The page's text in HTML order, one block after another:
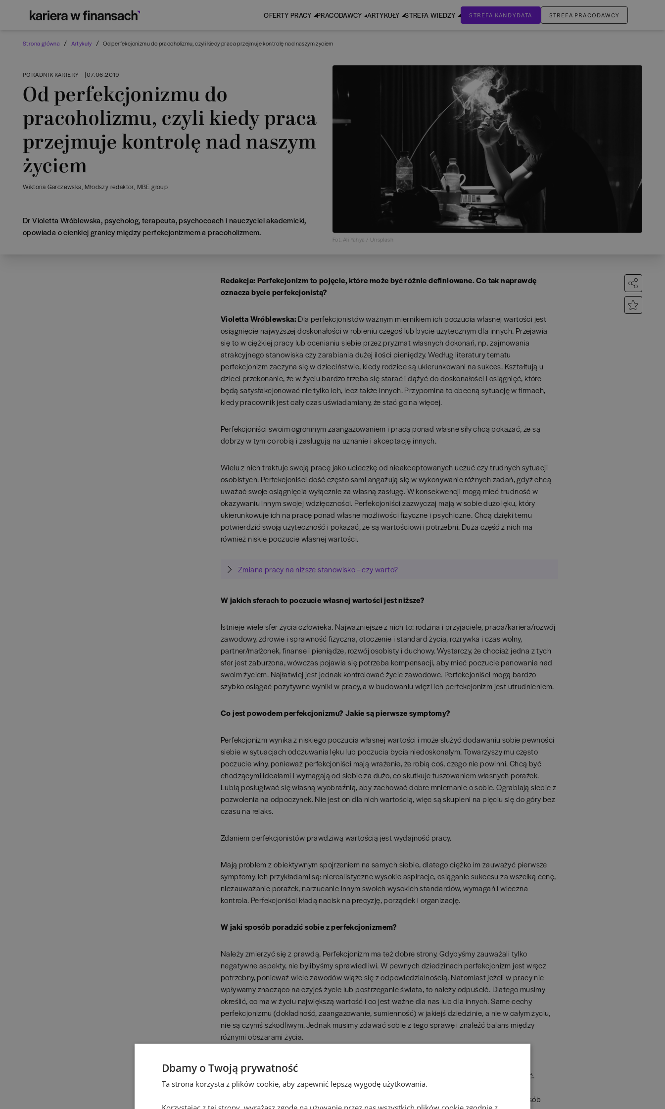
OFERTY PRACY PRACODAWCY ARTYKUŁY STREFA WIEDZY STREFA KANDYDATA
Nie masz jeszcze konta?
ZAREJESTRUJ SIĘ
STREFA PRACODAWCY
Strona główna / Artykuły / Od perfekcjonizmu do pracoholizmu, czyli kiedy praca przejmuje kontrolę nad naszym życiem
PORADNIK KARIERY |07.06.2019
Od perfekcjonizmu do
pracoholizmu, czyli kiedy praca
przejmuje kontrolę nad naszym
życiem
Wiktoria Garczewska, Młodszy redaktor, MBE group
Dr Violetta Wróblewska, psycholog, terapeuta, psychocoach i nauczyciel akademicki,
opowiada o cienkiej granicy między perfekcjonizmem a pracoholizmem.
Fot. Ali Yahya / Unsplash
Redakcja: Perfekcjonizm to pojęcie, które może być różnie definiowane. Co tak naprawdę
oznacza bycie perfekcjonistą?
Violetta Wróblewska:Dla perfekcjonistów ważnym miernikiem ich poczucia własnej wartości jest
osiągnięcie najwyższej doskonałości w robieniu czegoś lub bycie użytecznym dla innych. Przejawia
się to w ciężkiej pracy lub ocenianiu siebie przez pryzmat własnych dokonań, np. zajmowania
atrakcyjnego stanowiska czy zarabiania dużej ilości pieniędzy. Według literatury tematu
perfekcjonizm zaczyna się w dzieciństwie, kiedy rodzice są ukierunkowani na sukces. Kształtują u
dzieci przekonanie, że w życiu bardzo trzeba się starać i dążyć do doskonałości i osiągnięć, które
będą satysfakcjonować nie tylko ich, lecz także innych. Przypomina to obecną sytuację w firmach,
kiedy pracownik jest cały czas uświadamiany, że stać go na więcej.
Perfekcjoniści swoim ogromnym zaangażowaniem i pracą ponad własne siły chcą pokazać, że są
dobrzy w tym co robią i zasługują na uznanie i akceptację innych.
Wielu z nich traktuje swoją pracę jako ucieczkę od nieakceptowanych uczuć czy trudnych sytuacji
osobistych. Perfekcjoniści dość często sami angażują się w wykonywanie różnych zadań, gdyż chcą
uważać swoje osiągnięcia wyłącznie za własną zasługę. W konsekwencji mogą mieć trudność w
okazywaniu innym swojej wdzięczności. Perfekcjoniści zazwyczaj mają w sobie dużo lęku, który
ukierunkowuje ich na pracę ponad własne możliwości fizyczne i psychiczne. Chcą dzięki temu
potwierdzić swoją użyteczność i pokazać, że są wartościowi i potrzebni. Duża część z nich ma
również niskie poczucie własnej wartości.
Zmiana pracy na niższe stanowisko – czy warto?
W jakich sferach to poczucie własnej wartości jest niższe?
Istnieje wiele sfer życia człowieka. Najważniejsze z nich to: rodzina i przyjaciele, praca/kariera/rozwój
zawodowy, zdrowie i sprawność fizyczna, otoczenie i standard życia, rozrywka i czas wolny,
partner/małżonek, finanse i pieniądze, rozwój osobisty i duchowy. Wystarczy, że chociaż jedna z tych
sfer jest zaburzona, wówczas pojawia się potrzeba kompensacji, aby mieć poczucie panowania nad
swoim życiem. Najłatwiej jest jednak kontrolować życie zawodowe. Perfekcjoniści mogą bardzo
szybko osiągać pozytywne wyniki w pracy, a w budowaniu więzi ich perfekcjonizm jest utrudnieniem.
Co jest powodem perfekcjonizmu? Jakie są pierwsze symptomy?
Perfekcjonizm wynika z niskiego poczucia własnej wartości i może służyć dodawaniu sobie pewności
siebie w sytuacjach odczuwania lęku lub poczucia bycia niedoskonałym. Towarzyszy mu często
poczucie winy, ponieważ perfekcjoniści mają wrażenie, że robią coś, czego nie powinni. Chcą być
chodzącymi ideałami i wymagają od siebie za dużo, co skutkuje tuszowaniem własnych porażek.
Lubią posługiwać się własną wyobraźnią, aby zachować dobre mniemanie o sobie. Ograbiają siebie z
pozwolenia na odpoczynek. Nie jest on dla nich wartością, więc są skupieni na pięciu się do góry bez
czasu na relaks.
Zdaniem perfekcjonistów prawdziwą wartością jest wydajność pracy.
Mają problem z obiektywnym spojrzeniem na samych siebie, dlatego ciężko im zauważyć pierwsze
symptomy. Ich przykładami są: nierealistyczne wysokie aspiracje, osiąganie sukcesu za wszelką cenę,
niezauważanie porażek, narzucanie innym swoich wysokich standardów, wymagań i wieczna
kontrola. Perfekcjoniści kładą nacisk na precyzję, porządek i organizację.
W jaki sposób poradzić sobie z perfekcjonizmem?
Należy zmierzyć się z prawdą. Perfekcjonizm ma też dobre strony. Gdybyśmy zauważali tylko
negatywne aspekty, nie bylibyśmy sprawiedliwi. W pewnych dziedzinach perfekcjonizm jest wręcz
potrzebny, ponieważ wiele zawodów wiąże się z odpowiedzialnością. Natomiast jeżeli w pracy nie
wpływamy znacząco na czyjeś życie lub postrzeganie świata, to należy odpuścić. Dlatego musimy
określić, co ma w życiu największą wartość i co jest ważne dla nas lub dla innych. Same cechy
perfekcjonizmu (dokładność, zaangażowanie, sumienność) w jakiejś dziedzinie, a nie w całym życiu,
nie są czymś szkodliwym. Jednak musimy zdawać sobie z tego sprawę i znaleźć balans między
różnymi obszarami życia.
Niektórzy uważają perfekcjonizm za atut i w CV lub listach motywacyjnych podkreślają, że są
perfekcjonistami. Jeżeli ktoś jest z tego dumny, to z pewnością nie będzie chciał tego zmieniać.
Jednak są osoby, które chciałyby się tego pozbyć. Jak już wspominałam, należy zmierzyć się z
prawdą, że możliwości, działania, zdolności, predyspozycje i umiejętności są w naturalny sposób
Dbamy o Twoją prywatność
Ta strona korzysta z plików cookie, aby zapewnić lepszą wygodę użytkowania.